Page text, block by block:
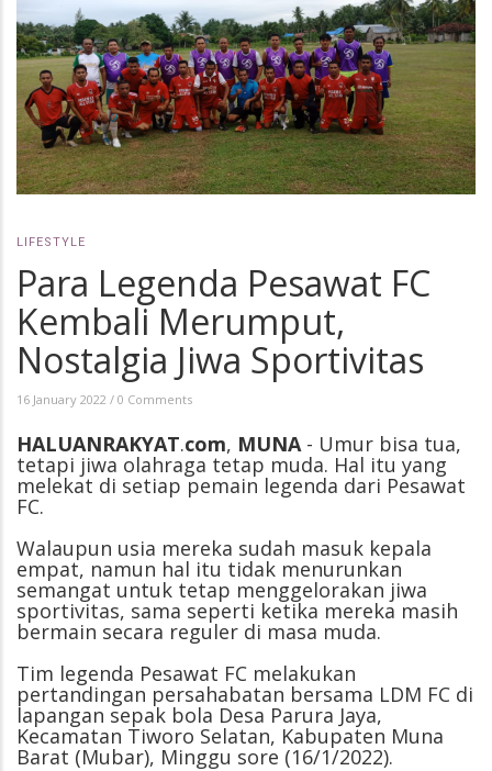
LIFESTYLE
Para Legenda Pesawat FC
Kembali Merumput,
Nostalgia Jiwa Sportivitas
16 January 2022 / 0 Comments
HALUANRAKYAT.com, MUNA - Umur bisa tua,
tetapi jiwa olahraga tetap muda. Hal itu yang
melekat di setiap pemain legenda dari Pesawat
FC.
Walaupun usia mereka sudah masuk kepala
empat, namun hal itu tidak menurunkan
semangat untuk tetap menggelorakan jiwa
sportivitas, sama seperti ketika mereka masih
bermain secara reguler di masa muda.
Tim legenda Pesawat FC melakukan
pertandingan persahabatan bersama LDM FC di
lapangan sepak bola Desa Parura Jaya,
Kecamatan Tiworo Selatan, Kabupaten Muna
Barat (Mubar), Minggu sore (16/1/2022).